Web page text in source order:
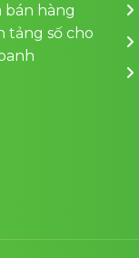
hàng
tảng số cho